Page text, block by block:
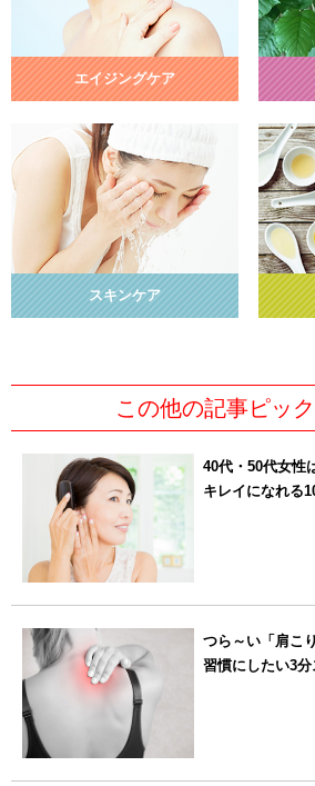
エイジングケア
スキンケア
この他の記事ピッ
40代・50代女性
キレイになれる
つら～い「肩こ
習慣にしたい3